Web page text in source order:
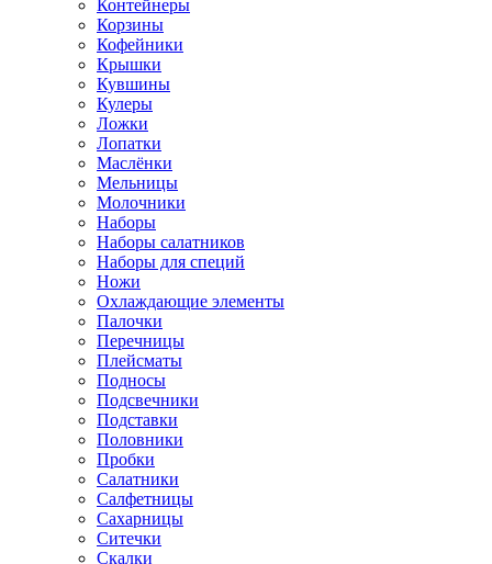
Контейнеры
Корзины
Кофейники
Крышки
Кувшины
Кулеры
Ложки
Лопатки
Маслёнки
Мельницы
Молочники
Наборы
Наборы салатников
Наборы для специй
Ножи
Охлаждающие элементы
Палочки
Перечницы
Плейсматы
Подносы
Подсвечники
Подставки
Половники
Пробки
Салатники
Салфетницы
Сахарницы
Ситечки
Скалки